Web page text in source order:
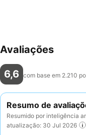
Avaliações
6,6 com base em 2.210
Resumo de
Resumido por inteligência
atualização: 30 Jul 2026